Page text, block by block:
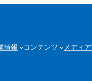
情報 コンテンツ メディ